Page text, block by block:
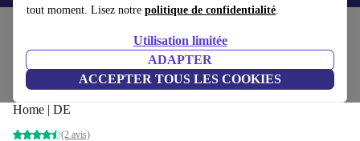
tout moment. Lisez notre politique de confidentialité.
Utilisation limitée
ADAPTER
ACCEPTER TOUS LES COOKIES
Dell Precision 3530 | i7-8750H | 15.6"
16 GB | 512 GB SSD | Quadro P600 | FHD | Webcam | Win 11
Home | DE
(2 avis)